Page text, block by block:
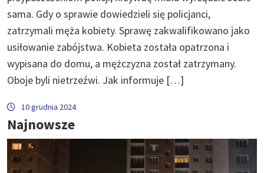
sama. Gdy o sprawie dowiedzieli się policjanci,
zatrzymali męża kobiety. Sprawę zakwalifikowano jako
usiłowanie zabójstwa. Kobieta została opatrzona i
wypisana do domu, a mężczyzna został zatrzymany.
Oboje byli nietrzeźwi. Jak informuje […]
10 grudnia 2024
Najnowsze